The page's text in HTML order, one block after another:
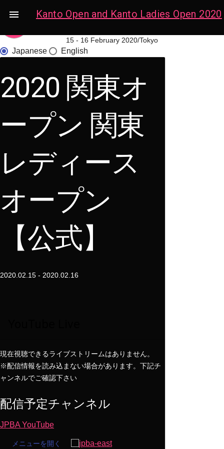
 Kanto Open and Kanto Ladies Open 2020
15 - 16 February 2020/Tokyo
Japanese English
2020 関東オ
ープン 関東
レディース
オープン
【公式】
2020.02.15 - 2020.02.16
現在視聴できるライブストリームはありません。
※配信情報を読み込まない場合があります。下記チ
ャンネルでご確認下さい
配信予定チャンネル
JPBA YouTube
メニューを開く